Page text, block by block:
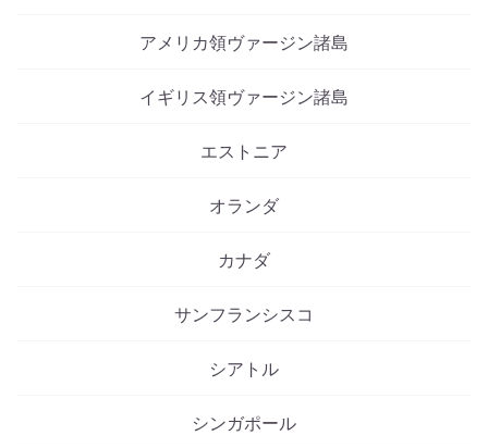
アメリカ領ヴァージン諸島
イギリス領ヴァージン諸島
エストニア
オランダ
カナダ
サンフランシスコ
シアトル
シンガポール